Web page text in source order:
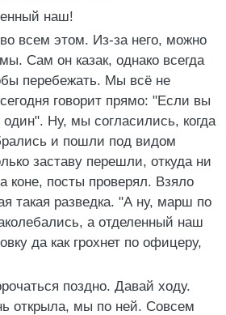
наш!
всем этом. Из-за него, можно
Сам он казак, однако всегда
перебежать. Мы всё не
говорит прямо: "Если вы
один". Ну, мы согласились, когда
и пошли под видом
заставу перешли, откуда ни
коне, посты проверял. Взяло
такая разведка. "А ну, марш по
а отделенный наш
да как грохнет по офицеру,
поздно. Давай ходу.
открыла, мы по ней. Совсем